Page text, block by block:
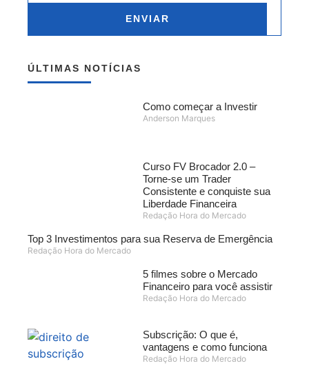
ENVIAR
ÚLTIMAS NOTÍCIAS
Como começar a Investir
Anderson Marques
Curso FV Brocador 2.0 –
Torne-se um Trader
Consistente e conquiste sua
Liberdade Financeira
Redação Hora do Mercado
Top 3 Investimentos para sua Reserva de Emergência
Redação Hora do Mercado
5 filmes sobre o Mercado
Financeiro para você assistir
Redação Hora do Mercado
Subscrição: O que é,
vantagens e como funciona
Redação Hora do Mercado